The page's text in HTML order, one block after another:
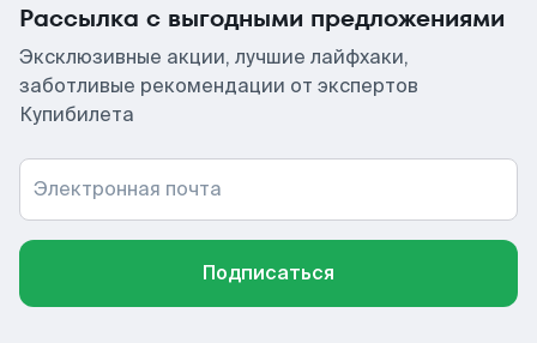
Рассылка с выгодными предложениями
Эксклюзивные акции, лучшие лайфхаки,
заботливые рекомендации от экспертов
Купибилета
Электронная почта
Подписаться